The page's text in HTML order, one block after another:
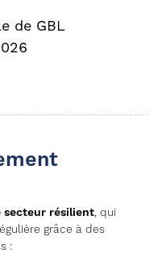
de GBL
secteur résilient, qui
grâce à des
: